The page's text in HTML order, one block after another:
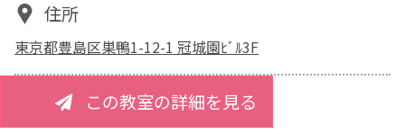
住所
東京都豊島区巣鴨1-12-1 冠城園ﾋﾞﾙ3F
この教室の詳細を見る